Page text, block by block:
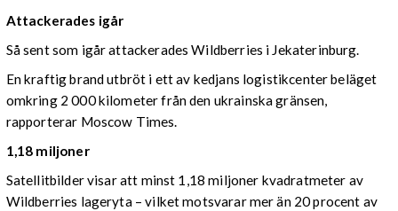
Attackerades igår
Så sent som igår attackerades Wildberries i Jekaterinburg.
En kraftig brand utbröt i ett av kedjans logistikcenter beläget
omkring 2 000 kilometer från den ukrainska gränsen,
rapporterar Moscow Times.
1,18 miljoner
Satellitbilder visar att minst 1,18 miljoner kvadratmeter av
Wildberries lageryta – vilket motsvarar mer än 20 procent av